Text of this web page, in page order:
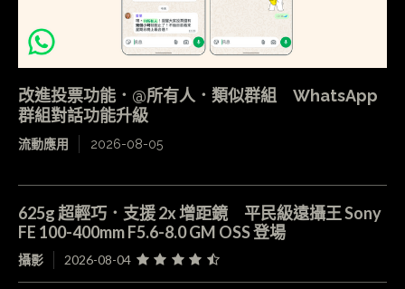
改進投票功能．@所有人．類似群組 WhatsApp
群組對話功能升級
流動應用 2026-08-05
625g 超輕巧．支援 2x 增距鏡 平民級遠攝王 Sony
FE 100-400mm F5.6-8.0 GM OSS 登場
攝影 2026-08-04